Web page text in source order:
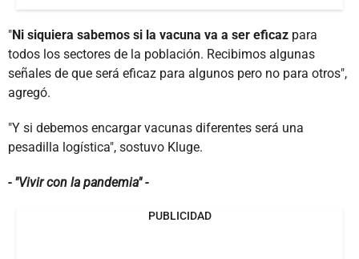
"Ni siquiera sabemos si la vacuna va a ser eficaz para
todos los sectores de la población. Recibimos algunas
señales de que será eficaz para algunos pero no para otros",
agregó.
"Y si debemos encargar vacunas diferentes será una
pesadilla logística", sostuvo Kluge.
- "Vivir con la pandemia" -
PUBLICIDAD